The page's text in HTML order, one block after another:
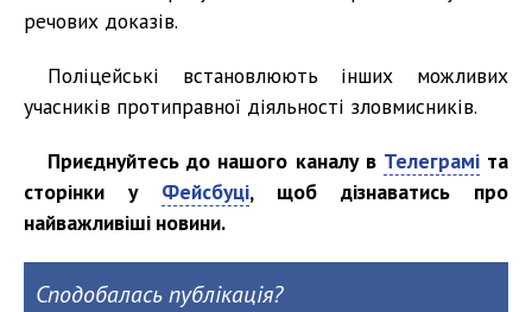
речових доказів.
Поліцейські встановлюють інших можливих
учасників протиправної діяльності зловмисників.
Приєднуйтесь до нашого каналу в Телеграміта
сторінки у Фейсбуці, щоб дізнаватись про
найважливіші новини.
Сподобалась публікація?